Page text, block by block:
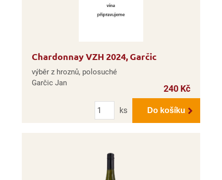
Chardonnay VZH 2024, Garčic
výběr z hroznů, polosuché
Garčic Jan
240 Kč
Počet
ks
Do košíku